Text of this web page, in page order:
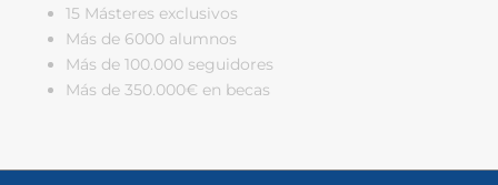
15 Másteres exclusivos
Más de 6000 alumnos
Más de 100.000 seguidores
Más de 350.000€ en becas